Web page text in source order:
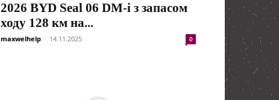
2026 BYD Seal 06 DM-i з запасом
ходу 128 км на...
maxwelhelp - 14.11.2025 0